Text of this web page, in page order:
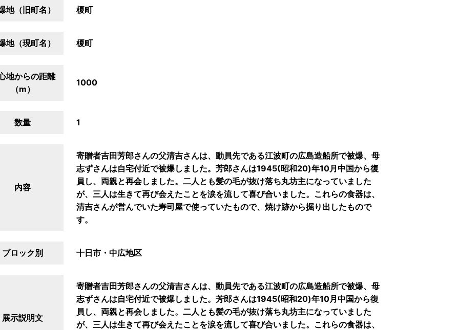
地（旧町名） 榎町
地（現町名） 榎町
地からの距離
（m）
1000
数量 1
内容
寄贈者吉田芳郎さんの父清吉さんは、動員先である江波町の広島造船所で被爆、母
志ずさんは自宅付近で被爆しました。芳郎さんは1945(昭和20)年10月中国から復
員し、両親と再会しました。二人とも髪の毛が抜け落ち丸坊主になっていました
が、三人は生きて再び会えたことを涙を流して喜び合いました。これらの食器は、
清吉さんが営んでいた寿司屋で使っていたもので、焼け跡から掘り出したもので
す。
ブロック別 十日市・中広地区
展示説明文
寄贈者吉田芳郎さんの父清吉さんは、動員先である江波町の広島造船所で被爆、母
志ずさんは自宅付近で被爆しました。芳郎さんは1945(昭和20)年10月中国から復
員し、両親と再会しました。二人とも髪の毛が抜け落ち丸坊主になっていました
が、三人は生きて再び会えたことを涙を流して喜び合いました。これらの食器は、